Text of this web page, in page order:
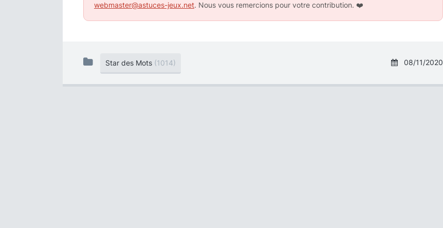
webmaster@astuces-jeux.net. Nous vous remercions pour votre contribution. ❤️
08/11/2020
Star des Mots (1014)